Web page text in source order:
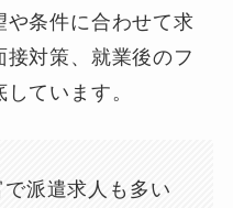
や条件に合わせて求
接対策、就業後のフ
ています。
派遣求人も多い